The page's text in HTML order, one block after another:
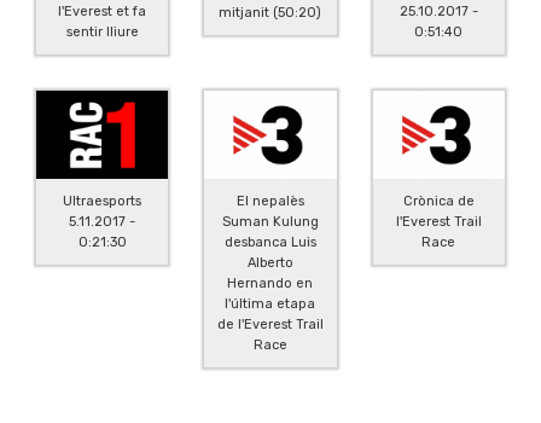
l'Everest et fa
sentir lliure
mitjanit (50:20)
25.10.2017 -
0:51:40
Ultraesports
5.11.2017 -
0:21:30
El nepalès
Suman Kulung
desbanca Luis
Alberto
Hernando en
l'última etapa
de l'Everest Trail
Race
Crònica de
l'Everest Trail
Race